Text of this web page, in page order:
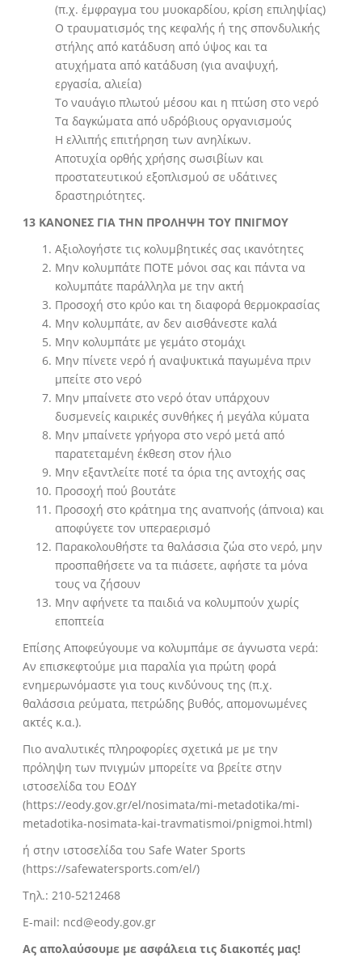
(π.χ. έμφραγμα του μυοκαρδίου, κρίση επιληψίας)
Ο τραυματισμός της κεφαλής ή της σπονδυλικής
στήλης από κατάδυση από ύψος και τα
ατυχήματα από κατάδυση (για αναψυχή,
εργασία, αλιεία)
Το ναυάγιο πλωτού μέσου και η πτώση στο νερό
Τα δαγκώματα από υδρόβιους οργανισμούς
Η ελλιπής επιτήρηση των ανηλίκων.
Αποτυχία ορθής χρήσης σωσιβίων και
προστατευτικού εξοπλισμού σε υδάτινες
δραστηριότητες.
13 ΚΑΝΟΝΕΣ ΓΙΑ ΤΗΝ ΠΡΟΛΗΨΗ ΤΟΥ ΠΝΙΓΜΟΥ
Αξιολογήστε τις κολυμβητικές σας ικανότητες
Μην κολυμπάτε ΠΟΤΕ μόνοι σας και πάντα να
κολυμπάτε παράλληλα με την ακτή
Προσοχή στο κρύο και τη διαφορά θερμοκρασίας
Μην κολυμπάτε, αν δεν αισθάνεστε καλά
Μην κολυμπάτε με γεμάτο στομάχι
Μην πίνετε νερό ή αναψυκτικά παγωμένα πριν
μπείτε στο νερό
Μην μπαίνετε στο νερό όταν υπάρχουν
δυσμενείς καιρικές συνθήκες ή μεγάλα κύματα
Μην μπαίνετε γρήγορα στο νερό μετά από
παρατεταμένη έκθεση στον ήλιο
Μην εξαντλείτε ποτέ τα όρια της αντοχής σας
Προσοχή πού βουτάτε
Προσοχή στο κράτημα της αναπνοής (άπνοια) και
αποφύγετε τον υπεραερισμό
Παρακολουθήστε τα θαλάσσια ζώα στο νερό, μην
προσπαθήσετε να τα πιάσετε, αφήστε τα μόνα
τους να ζήσουν
Μην αφήνετε τα παιδιά να κολυμπούν χωρίς
εποπτεία
Επίσης Αποφεύγουμε να κολυμπάμε σε άγνωστα νερά:
Αν επισκεφτούμε μια παραλία για πρώτη φορά
ενημερωνόμαστε για τους κινδύνους της (π.χ.
θαλάσσια ρεύματα, πετρώδης βυθός, απομονωμένες
ακτές κ.α.).
Πιο αναλυτικές πληροφορίες σχετικά με με την
πρόληψη των πνιγμών μπορείτε να βρείτε στην
ιστοσελίδα του ΕΟΔΥ
(https://eody.gov.gr/el/nosimata/mi-metadotika/mi-
metadotika-nosimata-kai-travmatismoi/pnigmoi.html)
ή στην ιστοσελίδα του Safe Water Sports
(https://safewatersports.com/el/)
Τηλ.: 210-5212468
E-mail: ncd@eody.gov.gr
Ας απολαύσουμε με ασφάλεια τις διακοπές μας!